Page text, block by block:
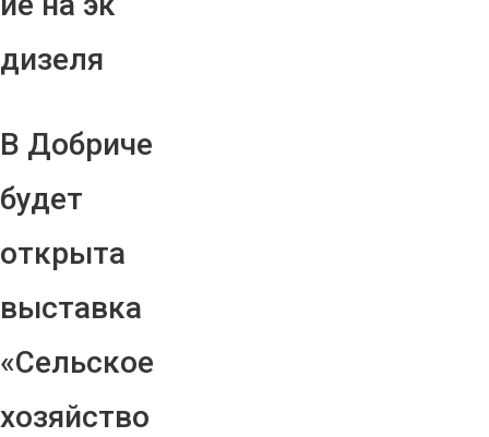
дизеля
В Добриче
будет
открыта
выставка
«Сельское
хозяйство